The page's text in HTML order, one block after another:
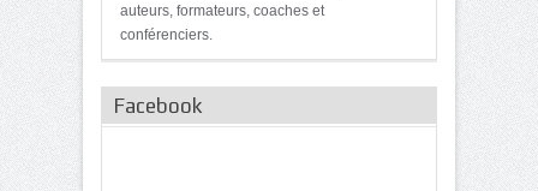
auteurs, formateurs, coaches et
conférenciers.
Facebook